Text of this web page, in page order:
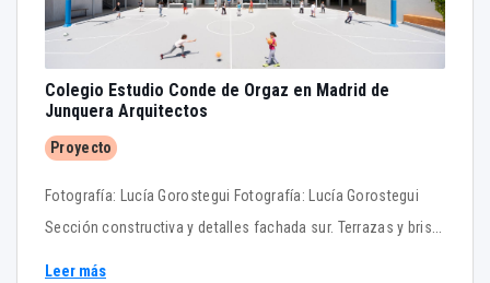
Colegio Estudio Conde de Orgaz en Madrid de
Junquera Arquitectos
Proyecto
Fotografía: Lucía Gorostegui Fotografía: Lucía Gorostegui
Sección constructiva y detalles fachada sur. Terrazas y brise-
Leer más